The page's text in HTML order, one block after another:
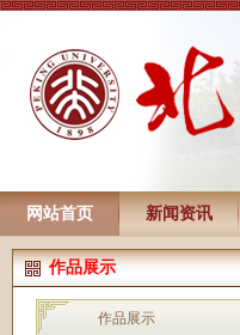
网站首页 新闻资讯
作品展示
作品展示